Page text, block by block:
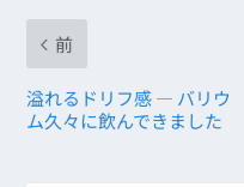
前
溢れるドリフ感 ― バリウ
ム久々に飲んできました